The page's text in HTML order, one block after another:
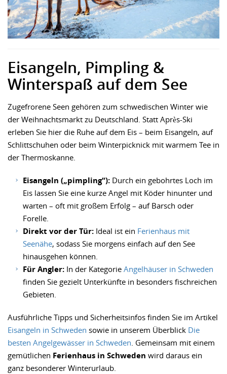
Eisangeln, Pimpling &
Winterspaß auf dem See
Zugefrorene Seen gehören zum schwedischen Winter wie
der Weihnachtsmarkt zu Deutschland. Statt Après-Ski
erleben Sie hier die Ruhe auf dem Eis – beim Eisangeln, auf
Schlittschuhen oder beim Winterpicknick mit warmem Tee in
der Thermoskanne.
Eisangeln („pimpling“): Durch ein gebohrtes Loch im
Eis lassen Sie eine kurze Angel mit Köder hinunter und
warten – oft mit großem Erfolg – auf Barsch oder
Forelle.
Direkt vor der Tür: Ideal ist ein Ferienhaus mit
Seenähe, sodass Sie morgens einfach auf den See
hinausgehen können.
Für Angler: In der Kategorie Angelhäuser in Schweden
finden Sie gezielt Unterkünfte in besonders fischreichen
Gebieten.
Ausführliche Tipps und Sicherheitsinfos finden Sie im Artikel
Eisangeln in Schweden sowie in unserem Überblick Die
besten Angelgewässer in Schweden . Gemeinsam mit einem
gemütlichen Ferienhaus in Schweden wird daraus ein
ganz besonderer Winterurlaub.